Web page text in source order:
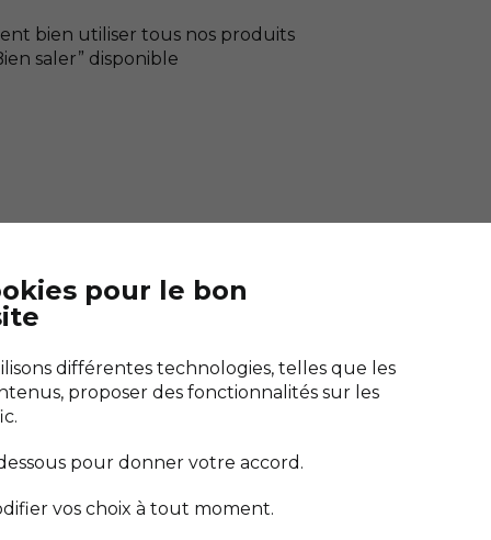
bien utiliser tous nos produits
saler” disponible
marais
de Sel
pour le bon
différentes technologies, telles que les
proposer des fonctionnalités sur les
pour donner votre accord.
vos choix à tout moment.